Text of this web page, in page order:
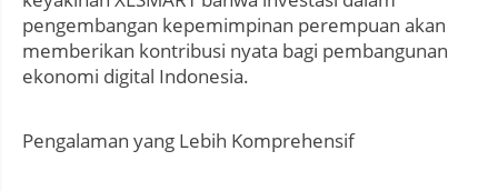
pengembangan kepemimpinan perempuan akan
memberikan kontribusi nyata bagi pembangunan
ekonomi digital Indonesia.
Pengalaman yang Lebih Komprehensif